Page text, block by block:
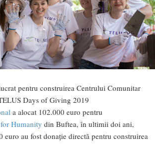
pentru construirea Centrului Comunitar
Days of Giving 2019
a alocat 102.000 euro pentru
Humanity din Buftea, în ultimii doi ani,
euro au fost donație directă pentru construirea